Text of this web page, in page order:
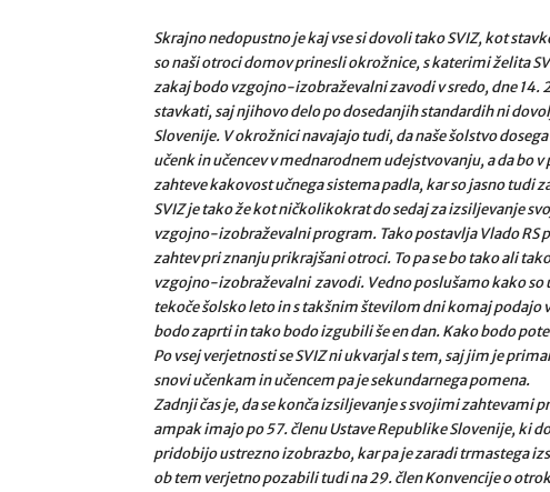
Skrajno nedopustno je kaj vse si dovoli tako SVIZ, kot
so naši otroci domov prinesli okrožnice, s katerimi želita
zakaj bodo vzgojno-izobraževalni zavodi v sredo, dne 14.
stavkati, saj njihovo delo po dosedanjih standardih ni
Slovenije. V okrožnici navajajo tudi, da naše šolstvo
učenk in učencev v mednarodnem udejstvovanju, a da bo
zahteve kakovost učnega sistema padla, kar so jasno tudi
SVIZ je tako že kot ničkolikokrat do sedaj za izsiljevanje
vzgojno-izobraževalni program. Tako postavlja Vlado RS
zahtev pri znanju prikrajšani otroci. To pa se bo tako ali
vzgojno-izobraževalni zavodi. Vedno poslušamo kako
tekoče šolsko leto in s takšnim številom dni komaj podajo
bodo zaprti in tako bodo izgubili še en dan. Kako bodo
Po vsej verjetnosti se SVIZ ni ukvarjal s tem, saj jim je
snovi učenkam in učencem pa je sekundarnega pomena.
Zadnji čas je, da se konča izsiljevanje s svojimi zahtevami
ampak imajo po 57. členu Ustave Republike Slovenije, ki
pridobijo ustrezno izobrazbo, kar pa je zaradi trmastega
ob tem verjetno pozabili tudi na 29. člen Konvencije o